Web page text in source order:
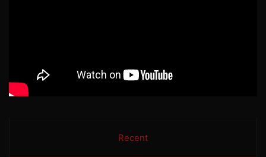
Recent